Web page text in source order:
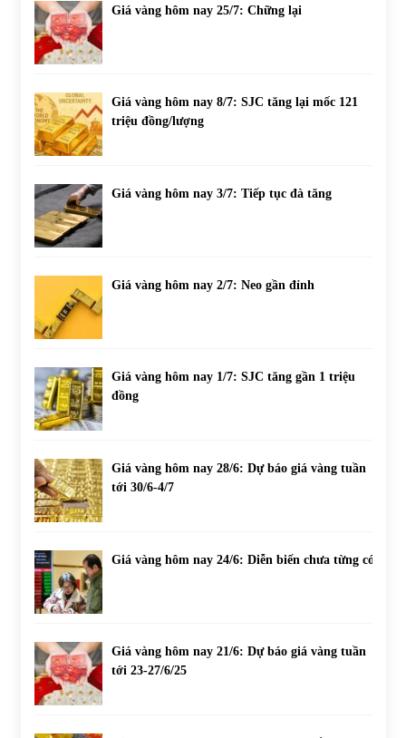
Giá vàng hôm nay 25/7: Chững lại
Giá vàng hôm nay 8/7: SJC tăng lại mốc 121
triệu đồng/lượng
Giá vàng hôm nay 3/7: Tiếp tục đà tăng
Giá vàng hôm nay 2/7: Neo gần đỉnh
Giá vàng hôm nay 1/7: SJC tăng gần 1 triệu
đồng
Giá vàng hôm nay 28/6: Dự báo giá vàng tuần
tới 30/6-4/7
Giá vàng hôm nay 24/6: Diễn biến chưa từng có
Giá vàng hôm nay 21/6: Dự báo giá vàng tuần
tới 23-27/6/25